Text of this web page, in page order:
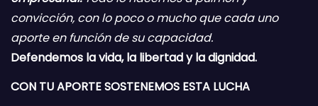
convicción, con lo poco o mucho que cada uno
aporte en función de su capacidad.
Defendemos la vida, la libertad y la dignidad.
CON TU APORTE SOSTENEMOS ESTA LUCHA